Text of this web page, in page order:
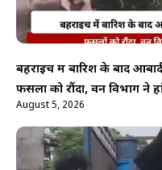
बहराइच में बारिश के बाद
फसलों को रौंदा, वन विभाग ने
August 5, 2026